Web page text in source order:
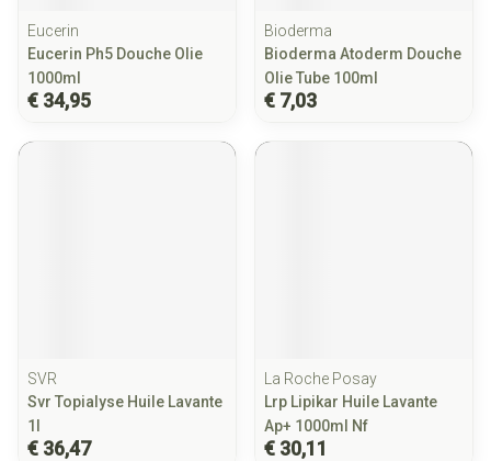
Eucerin
Eucerin Ph5 Douche Olie
1000ml
€ 34,95
Bioderma
Bioderma Atoderm Douche
Olie Tube 100ml
€ 7,03
SVR
Svr Topialyse Huile Lavante
1l
€ 36,47
La Roche Posay
Lrp Lipikar Huile Lavante
Ap+ 1000ml Nf
€ 30,11